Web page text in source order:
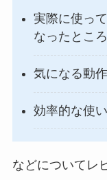
実際に使っ
なったところ
気になる動
効率的な使
などについてレ